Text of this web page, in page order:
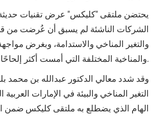
يحتضن ملتقى "كليكس" عرض تقنيات
الشركات الناشئة لم يسبق أن عُرضت من
والتغير المناخي والاستدامة، وبغرض مواجهة
والمناخية المختلفة التي أمست أكثر إلحاحًا من أي وقت مضى.
وقد شدد معالي الدكتور عبدالله بن محمد
التغير المناخي والبيئة في الإمارات العربية
الهام الذي يضطلع به ملتقى كليكس ضمن